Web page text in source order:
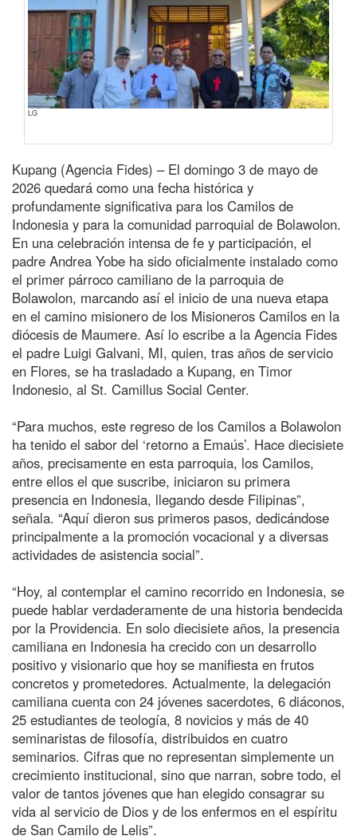
LG
Kupang (Agencia Fides) – El domingo 3 de mayo de
2026 quedará como una fecha histórica y
profundamente significativa para los Camilos de
Indonesia y para la comunidad parroquial de Bolawolon.
En una celebración intensa de fe y participación, el
padre Andrea Yobe ha sido oficialmente instalado como
el primer párroco camiliano de la parroquia de
Bolawolon, marcando así el inicio de una nueva etapa
en el camino misionero de los Misioneros Camilos en la
diócesis de Maumere. Así lo escribe a la Agencia Fides
el padre Luigi Galvani, MI, quien, tras años de servicio
en Flores, se ha trasladado a Kupang, en Timor
Indonesio, al St. Camillus Social Center.
“Para muchos, este regreso de los Camilos a Bolawolon
ha tenido el sabor del ‘retorno a Emaús’. Hace diecisiete
años, precisamente en esta parroquia, los Camilos,
entre ellos el que suscribe, iniciaron su primera
presencia en Indonesia, llegando desde Filipinas”,
señala. “Aquí dieron sus primeros pasos, dedicándose
principalmente a la promoción vocacional y a diversas
actividades de asistencia social”.
“Hoy, al contemplar el camino recorrido en Indonesia, se
puede hablar verdaderamente de una historia bendecida
por la Providencia. En solo diecisiete años, la presencia
camiliana en Indonesia ha crecido con un desarrollo
positivo y visionario que hoy se manifiesta en frutos
concretos y prometedores. Actualmente, la delegación
camiliana cuenta con 24 jóvenes sacerdotes, 6 diáconos,
25 estudiantes de teología, 8 novicios y más de 40
seminaristas de filosofía, distribuidos en cuatro
seminarios. Cifras que no representan simplemente un
crecimiento institucional, sino que narran, sobre todo, el
valor de tantos jóvenes que han elegido consagrar su
vida al servicio de Dios y de los enfermos en el espíritu
de San Camilo de Lelis”.